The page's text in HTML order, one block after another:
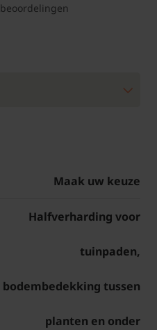
beoordelingen
Maak uw keuze
Halfverharding voor
tuinpaden,
bodembedekking tussen
planten en onder